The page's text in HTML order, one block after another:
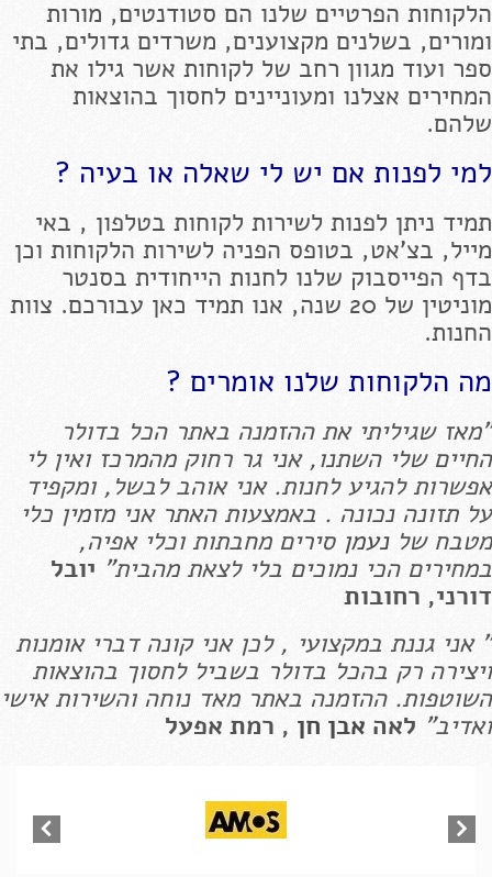
הלקוחות הפרטיים שלנו הם סטודנטים, מורות
ומורים, בשלנים מקצוענים, משרדים גדולים, בתי
ספר ועוד מגוון רחב של לקוחות אשר גילו את
המחירים אצלנו ומעוניינים לחסוך בהוצאות
שלהם.
למי לפנות אם יש לי שאלה או בעיה ?
תמיד ניתן לפנות לשירות לקוחות בטלפון , באי
מייל, בצ'אט, בטופס הפניה לשירות הלקוחות וכן
בדף הפייסבוק שלנו לחנות הייחודית בסנטר
מוניטין של 20 שנה, אנו תמיד כאן עבורכם. צוות
החנות.
מה הלקוחות שלנו אומרים ?
"מאז שגיליתי את ההזמנה באתר הכל בדולר
החיים שלי השתנו, אני גר רחוק מהמרכז ואין לי
אפשרות להגיע לחנות. אני אוהב לבשל, ומקפיד
על תזונה נכונה . באמצעות האתר אני מזמין כלי
מטבח שלנעמןסירים מחבתות וכלי אפיה,
במחירים הכי נמוכים בלי לצאת מהבית" יובל
דורני, רחובות
" אני גננת במקצועי , לכן אני קונה דברי אומנות
ויצירה רק בהכל בדולר בשביל לחסוך בהוצאות
השוטפות. ההזמנה באתר מאד נוחה והשירות אישי
ואדיב" לאה אבן חן , רמת אפעל